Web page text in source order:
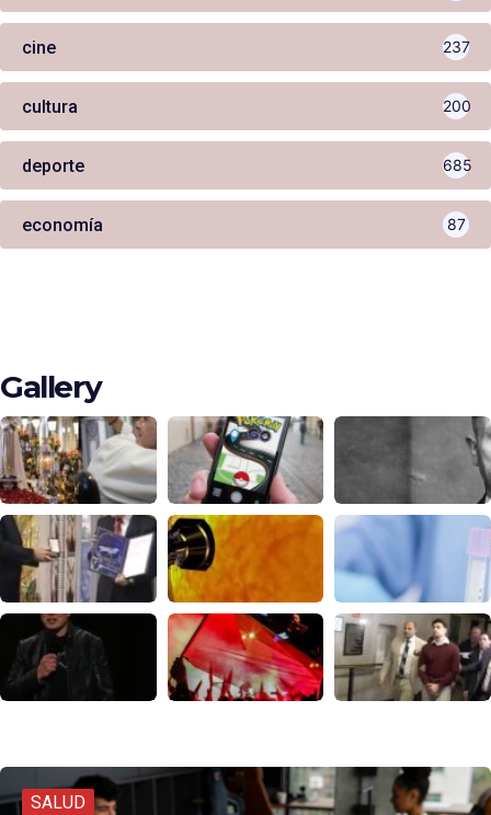
cine 237
cultura 200
deporte 685
economía 87
Gallery
SALUD